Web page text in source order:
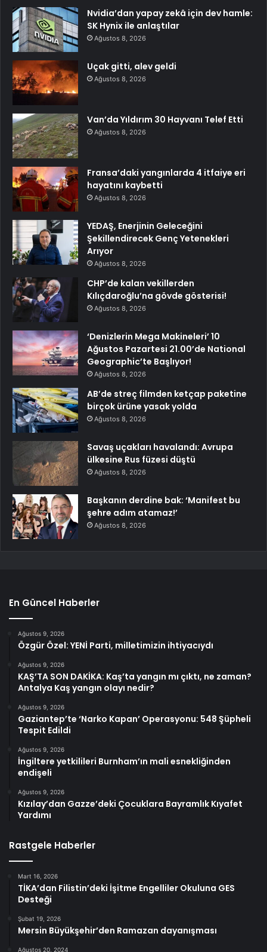
Nvidia’dan yapay zekâ için dev hamle:
SK Hynix ile anlaştılar
Ağustos 8, 2026
Uçak gitti, alev geldi
Ağustos 8, 2026
Van’da Yıldırım 30 Hayvanı Telef Etti
Ağustos 8, 2026
Fransa’daki yangınlarda 4 itfaiye eri
hayatını kaybetti
Ağustos 8, 2026
YEDAŞ, Enerjinin Geleceğini
Şekillendirecek Genç Yetenekleri
Arıyor
Ağustos 8, 2026
CHP’de kalan vekillerden
Kılıçdaroğlu’na gövde gösterisi!
Ağustos 8, 2026
‘Denizlerin Mega Makineleri’ 10
Ağustos Pazartesi 21.00’de National
Geographic’te Başlıyor!
Ağustos 8, 2026
AB’de streç filmden ketçap paketine
birçok ürüne yasak yolda
Ağustos 8, 2026
Savaş uçakları havalandı: Avrupa
ülkesine Rus füzesi düştü
Ağustos 8, 2026
Başkanın derdine bak: ‘Manifest bu
şehre adım atamaz!’
Ağustos 8, 2026
En Güncel Haberler
Ağustos 9, 2026
Özgür Özel: YENİ Parti, milletimizin ihtiyacıydı
Ağustos 9, 2026
KAŞ’TA SON DAKİKA: Kaş’ta yangın mı çıktı, ne zaman?
Antalya Kaş yangın olayı nedir?
Ağustos 9, 2026
Gaziantep’te ‘Narko Kapan’ Operasyonu: 548 Şüpheli
Tespit Edildi
Ağustos 9, 2026
İngiltere yetkilileri Burnham’ın mali esnekliğinden
endişeli
Ağustos 9, 2026
Kızılay’dan Gazze’deki Çocuklara Bayramlık Kıyafet
Yardımı
Rastgele Haberler
Mart 16, 2026
TİKA’dan Filistin’deki İşitme Engelliler Okuluna GES
Desteği
Şubat 19, 2026
Mersin Büyükşehir’den Ramazan dayanışması
Ağustos 20, 2024